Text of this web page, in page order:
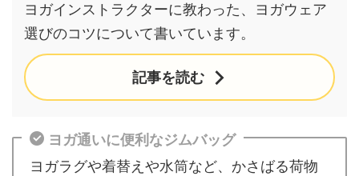
ヨガインストラクターに教わった、ヨガウェア
選びのコツについて書いています。
記事を読む
ヨガ通いに便利なジムバッグ
ヨガラグや着替えや水筒など、かさばる荷物